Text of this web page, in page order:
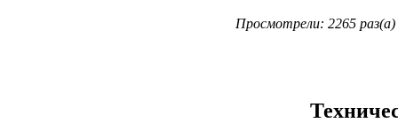
Просмотрели: 2265 раз(а)